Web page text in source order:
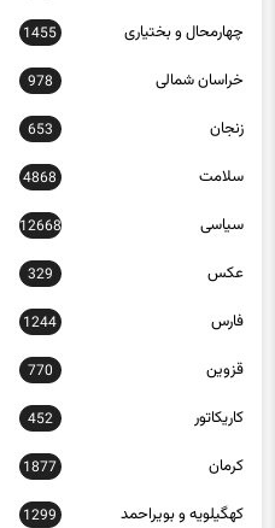
چهارمحال و بختیاری 1455
خراسان شمالی 978
زنجان 653
سلامت 4868
سیاسی 12668
عکس 329
فارس 1244
قزوین 770
کاریکاتور 452
کرمان 1877
کهگیلویه و بویراحمد 1299